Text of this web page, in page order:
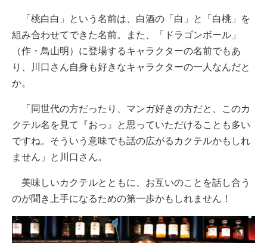
「桃白白」という名前は、白酒の「白」と「白桃」を
組み合わせてできた名前。また、「ドラゴンボール」
（作・鳥山明）に登場するキャラクターの名前でもあ
り、川口さん自身も好きなキャラクターの一人なんだと
か。
「同世代の方だったり、マンガ好きの方だと、このカ
クテル名を見て『おっ』と思っていただけることも多い
ですね。そういう意味でも話の広がるカクテルかもしれ
ません」と川口さん。
美味しいカクテルとともに、お互いのことを話し合う
のが聞き上手になるための第一歩かもしれません！